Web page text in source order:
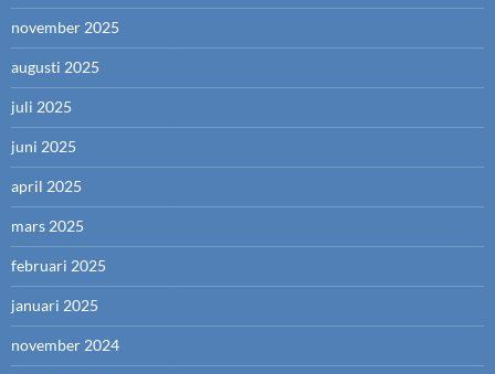
november 2025
augusti 2025
juli 2025
juni 2025
april 2025
mars 2025
februari 2025
januari 2025
november 2024